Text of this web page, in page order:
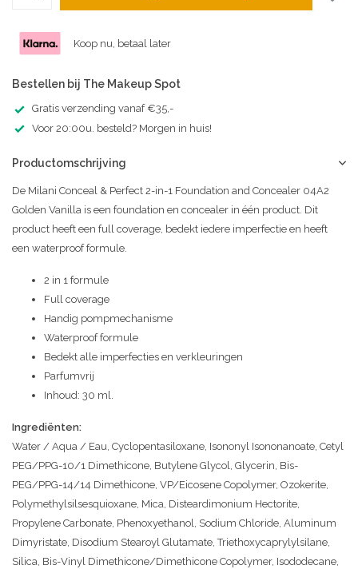
Koop nu, betaal later
Bestellen bij The Makeup Spot
Gratis verzending vanaf €35,-
Voor 20:00u. besteld? Morgen in huis!
Productomschrijving
De Milani Conceal & Perfect 2-in-1 Foundation and Concealer 04A2
Golden Vanilla is een foundation en concealer in één product. Dit
product heeft een full coverage, bedekt iedere imperfectie en heeft
een waterproof formule.
2 in 1 formule
Full coverage
Handig pompmechanisme
Waterproof formule
Bedekt alle imperfecties en verkleuringen
Parfumvrij
Inhoud: 30 ml.
Ingrediënten:
Water / Aqua / Eau, Cyclopentasiloxane, Isononyl Isononanoate, Cetyl
PEG/PPG-10/1 Dimethicone, Butylene Glycol, Glycerin, Bis-
PEG/PPG-14/14 Dimethicone, VP/Eicosene Copolymer, Ozokerite,
Polymethylsilsesquioxane, Mica, Disteardimonium Hectorite,
Propylene Carbonate, Phenoxyethanol, Sodium Chloride, Aluminum
Dimyristate, Disodium Stearoyl Glutamate, Triethoxycaprylylsilane,
Silica, Bis-Vinyl Dimethicone/Dimethicone Copolymer, Isododecane,